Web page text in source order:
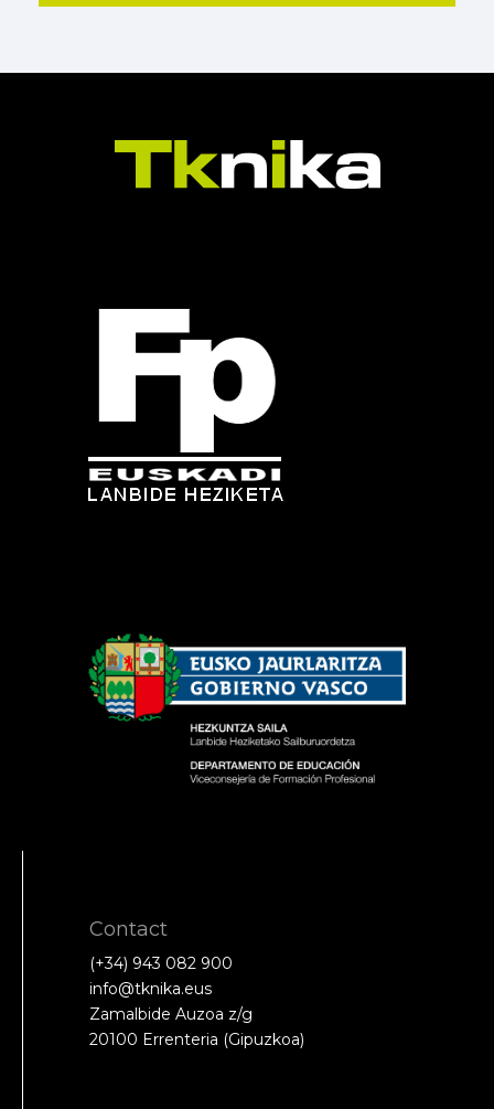
Contact
(+34) 943 082 900
info@tknika.eus
Zamalbide Auzoa z/g
20100 Errenteria (Gipuzkoa)